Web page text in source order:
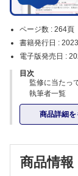
ページ数 : 264頁
書籍発行日 :
電子版発売日 :
目次
監修に当たっ
執筆者一覧
Part.1 基礎知
胃がん
がん薬物療法
がん薬物療法
がん薬物療法
商品詳細を
商品情報